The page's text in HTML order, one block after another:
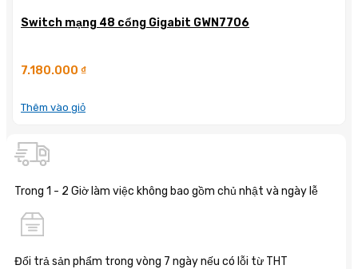
Switch mạng 48 cổng Gigabit GWN7706
7.180.000 ₫
Thêm vào giỏ
Trong 1 - 2 Giờ làm việc không bao gồm chủ nhật và ngày lễ
Đổi trả sản phẩm trong vòng 7 ngày nếu có lỗi từ THT